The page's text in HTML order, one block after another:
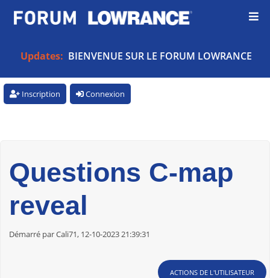
Updates: BIENVENUE SUR LE FORUM LOWRANCE
Inscription Connexion
Questions C-map
reveal
Démarré par Cali71, 12-10-2023 21:39:31
ACTIONS DE L'UTILISATEUR